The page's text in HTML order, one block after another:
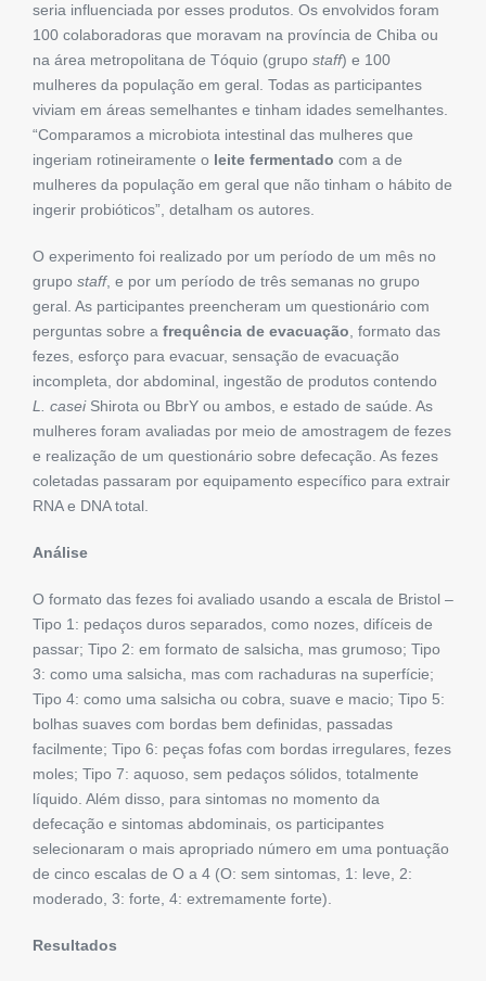
seria influenciada por esses produtos. Os envolvidos foram
100 colaboradoras que moravam na província de Chiba ou
na área metropolitana de Tóquio (grupo staff) e 100
mulheres da população em geral. Todas as participantes
viviam em áreas semelhantes e tinham idades semelhantes.
“Comparamos a microbiota intestinal das mulheres que
ingeriam rotineiramente o leite fermentado com a de
mulheres da população em geral que não tinham o hábito de
ingerir probióticos”, detalham os autores.
O experimento foi realizado por um período de um mês no
grupo staff, e por um período de três semanas no grupo
geral. As participantes preencheram um questionário com
perguntas sobre a frequência de evacuação, formato das
fezes, esforço para evacuar, sensação de evacuação
incompleta, dor abdominal, ingestão de produtos contendo
L. caseiShirota ou BbrY ou ambos, e estado de saúde. As
mulheres foram avaliadas por meio de amostragem de fezes
e realização de um questionário sobre defecação. As fezes
coletadas passaram por equipamento específico para extrair
RNA e DNA total.
Análise
O formato das fezes foi avaliado usando a escala de Bristol –
Tipo 1: pedaços duros separados, como nozes, difíceis de
passar; Tipo 2: em formato de salsicha, mas grumoso; Tipo
3: como uma salsicha, mas com rachaduras na superfície;
Tipo 4: como uma salsicha ou cobra, suave e macio; Tipo 5:
bolhas suaves com bordas bem definidas, passadas
facilmente; Tipo 6: peças fofas com bordas irregulares, fezes
moles; Tipo 7: aquoso, sem pedaços sólidos, totalmente
líquido. Além disso, para sintomas no momento da
defecação e sintomas abdominais, os participantes
selecionaram o mais apropriado número em uma pontuação
de cinco escalas de O a 4 (O: sem sintomas, 1: leve, 2:
moderado, 3: forte, 4: extremamente forte).
Resultados